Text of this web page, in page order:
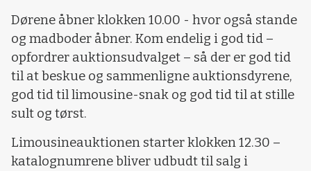
Dørene åbner klokken 10.00 - hvor også stande
og madboder åbner. Kom endelig i god tid –
opfordrer auktionsudvalget – så der er god tid
til at beskue og sammenligne auktionsdyrene,
god tid til limousine-snak og god tid til at stille
sult og tørst.
Limousineauktionen starter klokken 12.30 –
katalognumrene bliver udbudt til salg i